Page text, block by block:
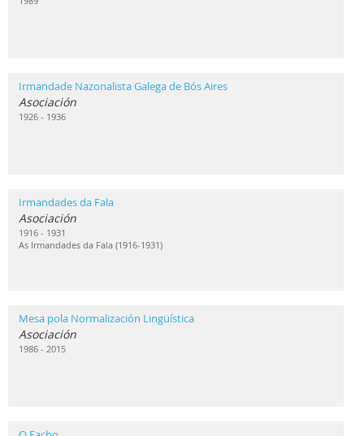
Irmandade Nazonalista Galega de Bós Aires
Asociación
1926 - 1936
Irmandades da Fala
Asociación
1916 - 1931
As Irmandades da Fala (1916-1931)
Mesa pola Normalización Lingüística
Asociación
1986 - 2015